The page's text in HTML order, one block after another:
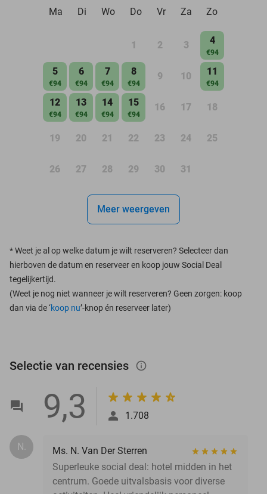
Ma Di Wo Do Vr Za Zo
1 2 3 4
€94
5
€94
6
€94
7
€94
8
€94
9 10 11
€94
12
€94
13
€94
14
€94
15
€94
16 17 18
19 20 21 22 23 24 25
26 27 28 29 30 31
Meer weergeven
*Weet je al op welke datum je wilt reserveren? Selecteer dan
hierboven de datum en reserveer en koop jouw Social Deal
tegelijkertijd.
(Weet je nog niet wanneer je wilt reserveren? Geen zorgen: koop
dan via de ‘koop nu’-knop én reserveer later)
Selectie van recensies info_outlined
9,3 1.708
N.
Ms. N. Van Der Sterren
Superleuke social deal: hotel midden in het
centrum. Goede uitvalsbasis voor diverse